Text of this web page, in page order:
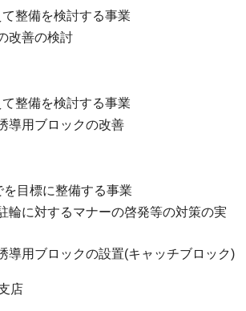
整備を検討する事業
改善の検討
整備を検討する事業
導用ブロックの改善
目標に整備する事業
輪に対するマナーの啓発等の対策の実
導用ブロックの設置(キャッチブロック)
店